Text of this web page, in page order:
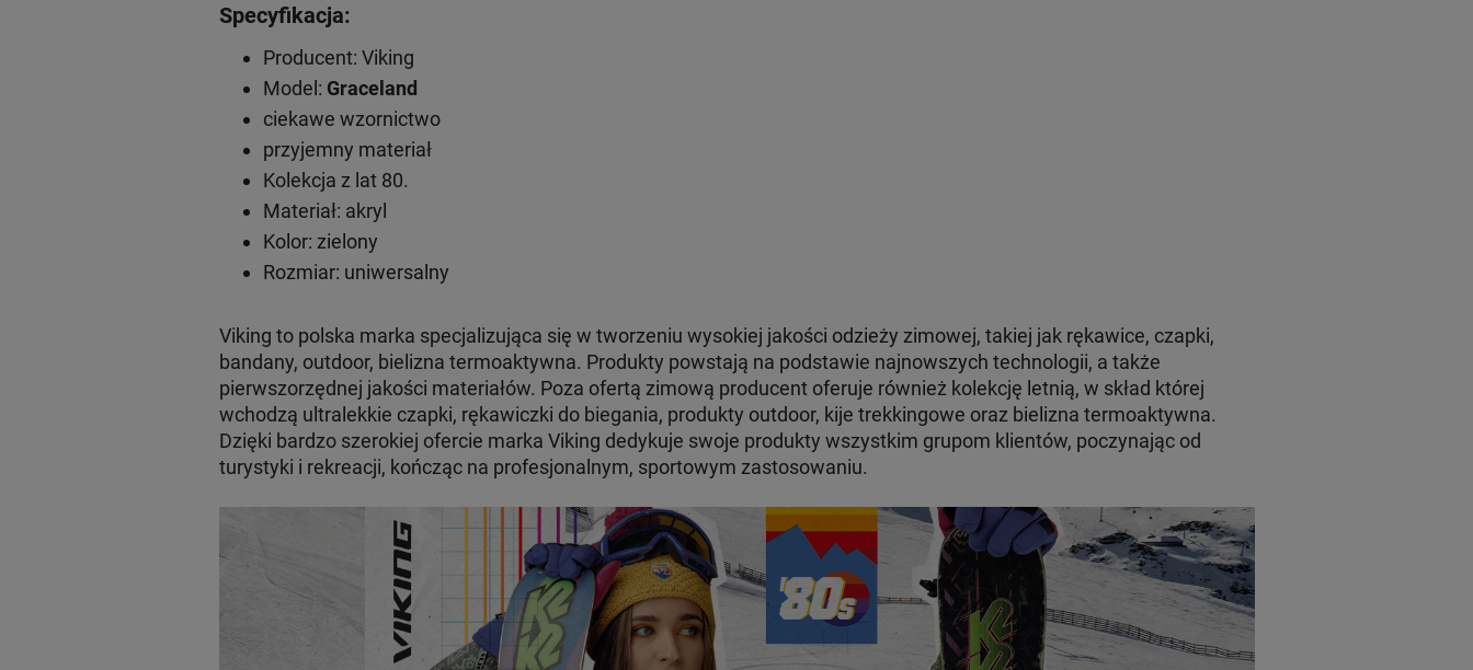
Specyfikacja:
Producent: Viking
Model: Graceland
ciekawe wzornictwo
przyjemny materiał
Kolekcja z lat 80.
Materiał: akryl
Kolor: zielony
Rozmiar: uniwersalny
Viking to polska marka specjalizująca się w tworzeniu wysokiej jakości odzieży zimowej, takiej jak rękawice, czapki,
bandany, outdoor, bielizna termoaktywna. Produkty powstają na podstawie najnowszych technologii, a także
pierwszorzędnej jakości materiałów. Poza ofertą zimową producent oferuje również kolekcję letnią, w skład której
wchodzą ultralekkie czapki, rękawiczki do biegania, produkty outdoor, kije trekkingowe oraz bielizna termoaktywna.
Dzięki bardzo szerokiej ofercie marka Viking dedykuje swoje produkty wszystkim grupom klientów, poczynając od
turystyki i rekreacji, kończąc na profesjonalnym, sportowym zastosowaniu.